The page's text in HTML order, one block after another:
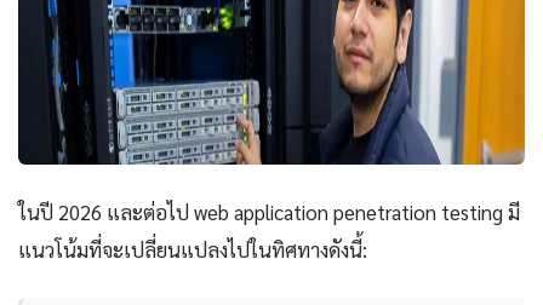
ในปี 2026 และต่อไป web application penetration testing มี
แนวโน้มที่จะเปลี่ยนแปลงไปในทิศทางดังนี้: